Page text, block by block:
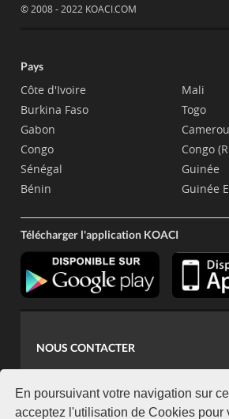
En poursuivant votre navigation sur
acceptez l'utilisation de Cookies pour
© 2008 - 2022 KOACI.COM
Pays
Côte d'Ivoire
Burkina Faso
Gabon
Congo
Sénégal
Bénin
Mali
Togo
Congo
Guinée
Guinée
Télécharger l'application KOACI
NOUS CONTACTER
koaci@yahoo.fr